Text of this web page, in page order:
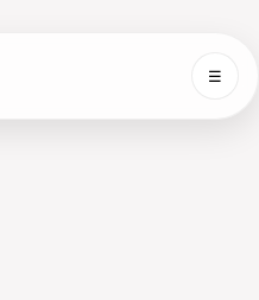
☰